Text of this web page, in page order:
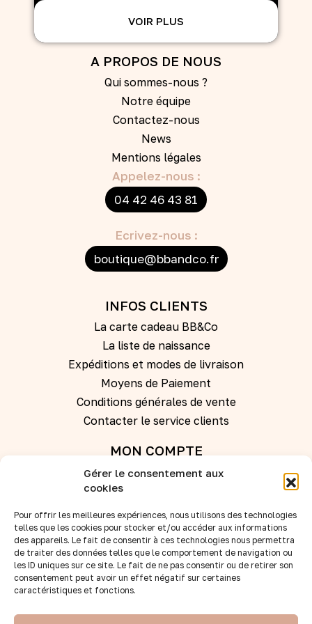
Gérer le consentement aux
cookies
Pour offrir les meilleures expériences, nous utilisons des technologies
telles que les cookies pour stocker et/ou accéder aux informations
des appareils. Le fait de consentir à ces technologies nous permettra
de traiter des données telles que le comportement de navigation ou
les ID uniques sur ce site. Le fait de ne pas consentir ou de retirer son
consentement peut avoir un effet négatif sur certaines
caractéristiques et fonctions.
VOIR PLUS
A PROPOS DE NOUS
Qui sommes-nous ?
Notre équipe
Contactez-nous
News
Mentions légales
Appelez-nous :
04 42 46 43 81
Ecrivez-nous :
boutique@bbandco.fr
INFOS CLIENTS
La carte cadeau BB&Co
La liste de naissance
Expéditions et modes de livraison
Moyens de Paiement
Conditions générales de vente
Contacter le service clients
MON COMPTE
Se connecter
Créer un compte
REVENDEURS
Nos points de vente
Devenir revendeur
Accès B to B